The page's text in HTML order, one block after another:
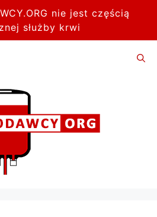
nie jest częścią
służby krwi